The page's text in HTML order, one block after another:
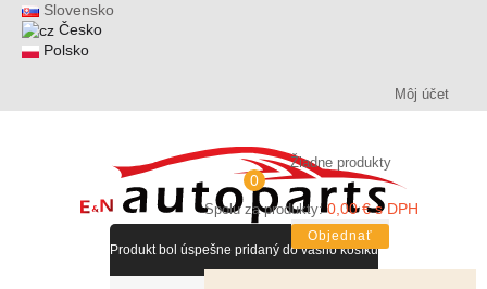
Slovensko
Česko
Polsko
Môj účet
0
Žiadne produkty
Spolu za produkty:0,00 € s DPH
Objednať
Produkt bol úspešne pridaný do vášho košíku